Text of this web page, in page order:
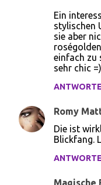
Ein
stylischen
sie aber
einfach zu
sehr chic =)
Romy
Die ist
Blickfang.
Magische